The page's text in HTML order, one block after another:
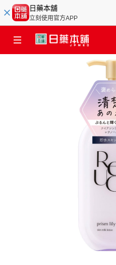
日藥本舖
立刻使用官方APP